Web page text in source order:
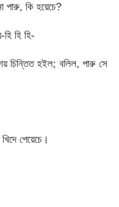
পারু, কি হয়েচে?
হি হি-
চিন্তিত হইল; বলিল, পারু সে
পেয়েচে।